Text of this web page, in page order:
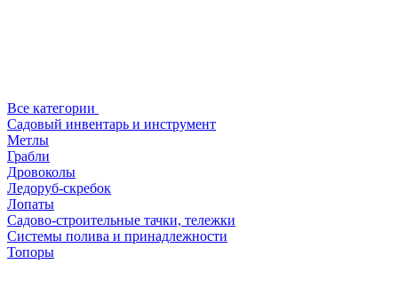
Все категории
Садовый инвентарь и инструмент
Метлы
Грабли
Дровоколы
Ледоруб-скребок
Лопаты
Садово-строительные тачки, тележки
Системы полива и принадлежности
Топоры